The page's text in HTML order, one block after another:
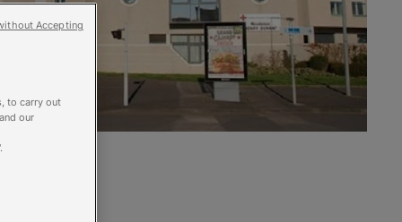
to carry out
our
Accepting